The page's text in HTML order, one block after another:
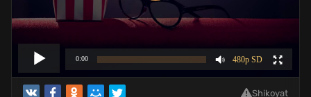
Shikoyat